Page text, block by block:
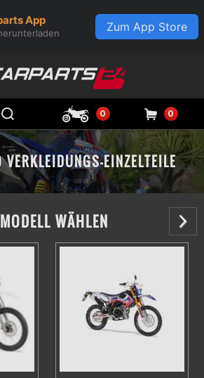
App Zum App Store
0 0
EINZELTEILE
WÄHLEN